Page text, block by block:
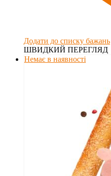
Додати до списку бажань
ШВИДКИЙ ПЕРЕГЛЯД
Немає в наявності